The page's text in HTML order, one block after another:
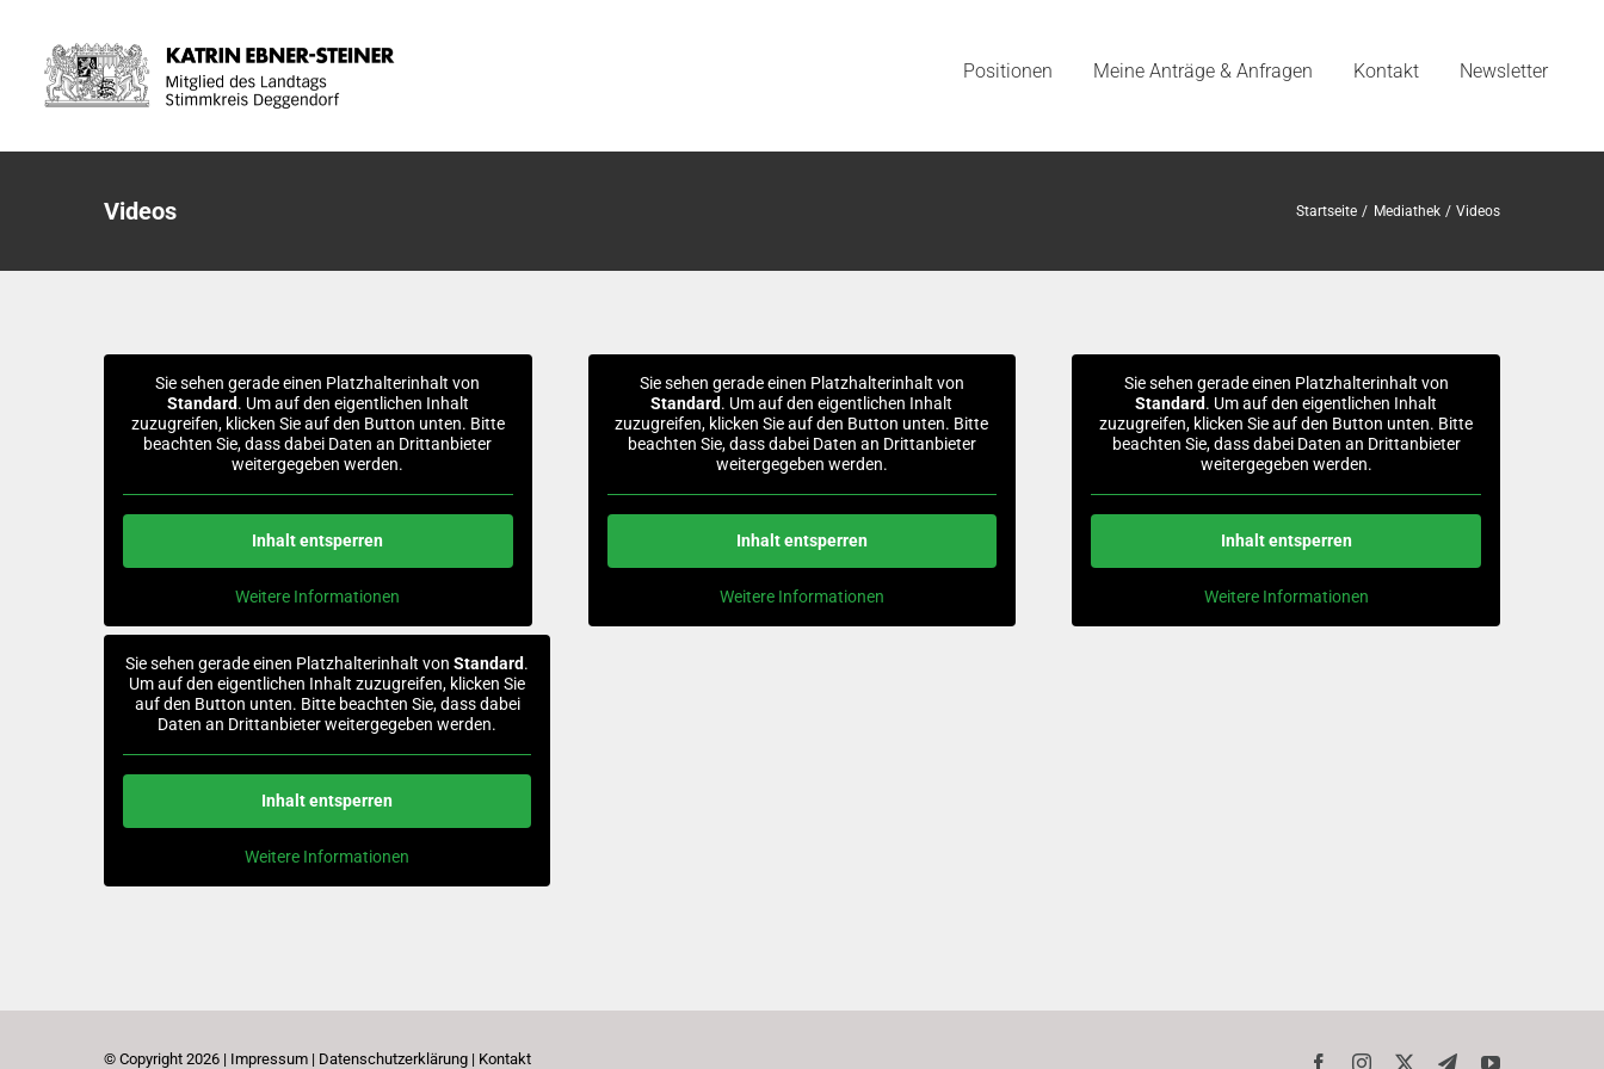
Inhalt
springen
Positionen Meine Anträge & Anfragen Kontakt Newsletter
Videos Startseite Mediathek Videos
Sie sehen gerade einen Platzhalterinhalt von
Standard. Um auf den eigentlichen Inhalt
zuzugreifen, klicken Sie auf den Button unten. Bitte
beachten Sie, dass dabei Daten an Drittanbieter
weitergegeben werden.
Inhalt entsperren
Weitere Informationen
Sie sehen gerade einen Platzhalterinhalt von
Standard. Um auf den eigentlichen Inhalt
zuzugreifen, klicken Sie auf den Button unten. Bitte
beachten Sie, dass dabei Daten an Drittanbieter
weitergegeben werden.
Inhalt entsperren
Weitere Informationen
Sie sehen gerade einen Platzhalterinhalt von
Standard. Um auf den eigentlichen Inhalt
zuzugreifen, klicken Sie auf den Button unten. Bitte
beachten Sie, dass dabei Daten an Drittanbieter
weitergegeben werden.
Inhalt entsperren
Weitere Informationen
Sie sehen gerade einen Platzhalterinhalt vonStandard.
Um auf den eigentlichen Inhalt zuzugreifen, klicken Sie
auf den Button unten. Bitte beachten Sie, dass dabei
Daten an Drittanbieter weitergegeben werden.
Inhalt entsperren
Weitere Informationen
© Copyright 2026 | Impressum | Datenschutzerklärung | Kontakt FacebookInstagram TelegramYouTube